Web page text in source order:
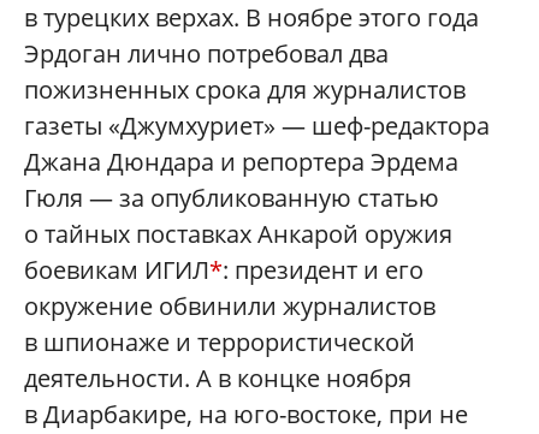
в турецких верхах. В ноябре этого года
Эрдоган лично потребовал два
пожизненных срока для журналистов
газеты «Джумхуриет» — шеф-редактора
Джана Дюндара и репортера Эрдема
Гюля — за опубликованную статью
о тайных поставках Анкарой оружия
боевикам ИГИЛ*: президент и его
окружение обвинили журналистов
в шпионаже и террористической
деятельности. А в концке ноября
в Диарбакире, на юго-востоке, при не